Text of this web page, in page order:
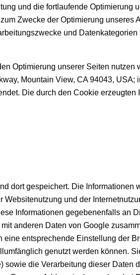
und die fortlaufende
Zwecke der Optimierung
und
Optimierung unserer Seiten
Mountain View, CA 94043,
Die durch den Cookie
dort gespeichert. Die
und der
Informationen gegebenenfalls an
anderen Daten von Google
entsprechende Einstellung der
genutzt werden können.
sowie die Verarbeitung dieser